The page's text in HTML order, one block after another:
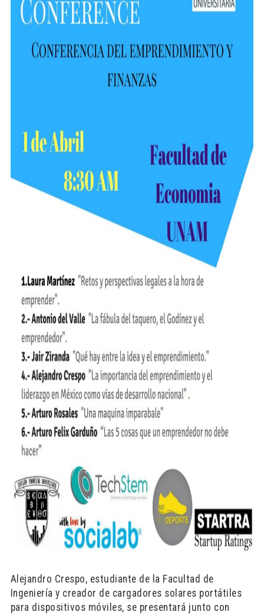
Alejandro Crespo, estudiante de la Facultad de
Ingeniería y creador de cargadores solares portátiles
para dispositivos móviles, se presentará junto con